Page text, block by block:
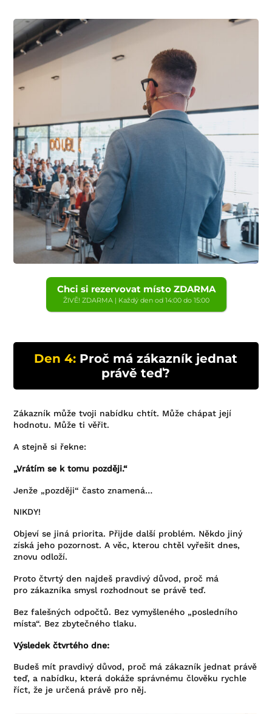
Chci si rezervovat místo ZDARMA
ŽIVĚ! ZDARMA | Každý den od 14:00 do 15:00
Den 4: Proč má zákazník jednat
právě teď?
Zákazník může tvoji nabídku chtít. Může chápat její
hodnotu. Může ti věřit.
A stejně si řekne:
„Vrátím se k tomu později.“
Jenže „později“ často znamená…
NIKDY!
Objeví se jiná priorita. Přijde další problém. Někdo jiný
získá jeho pozornost. A věc, kterou chtěl vyřešit dnes,
znovu odloží.
Proto čtvrtý den najdeš pravdivý důvod, proč má
pro zákazníka smysl rozhodnout se právě teď.
Bez falešných odpočtů. Bez vymyšleného „posledního
místa“. Bez zbytečného tlaku.
Výsledek čtvrtého dne:
Budeš mít pravdivý důvod, proč má zákazník jednat právě
teď, a nabídku, která dokáže správnému člověku rychle
říct, že je určená právě pro něj.